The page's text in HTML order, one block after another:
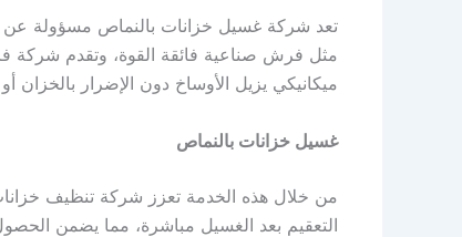
تعد شركة غسيل خزانات بالنماص مسؤولة عن
مثل فرش صناعية فائقة القوة، وتقدم
ميكانيكي يزيل الأوساخ دون الإضرار بالخزان أو
غسيل خزانات بالنماص
من خلال هذه الخدمة تعزز شركة تنظيف
التعقيم بعد الغسيل مباشرة، مما يضمن